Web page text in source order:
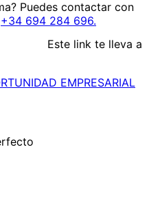
Puedes contactar con
+34 694 284 696.
Este link te lleva a
EMPRESARIAL